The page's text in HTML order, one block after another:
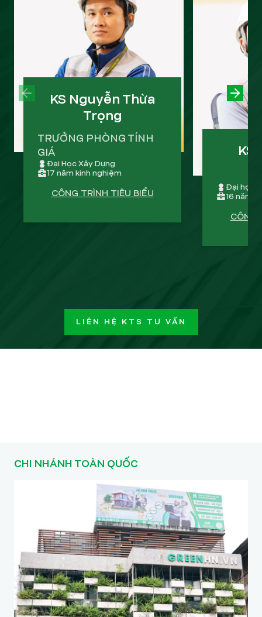
KS Nguyễn Thừa
Trọng
TRƯỞNG PHÒNG TÍNH
GIÁ
Đại Học Xây Dựng
17 năm kinh nghiệm
CÔNG TRÌNH TIÊU BIỂU
KS
Đại học
16 năm
CÔNG
PREVIOUS SLIDE
LIÊN HỆ KTS TƯ VẤN
CHI NHÁNH TOÀN QUỐC